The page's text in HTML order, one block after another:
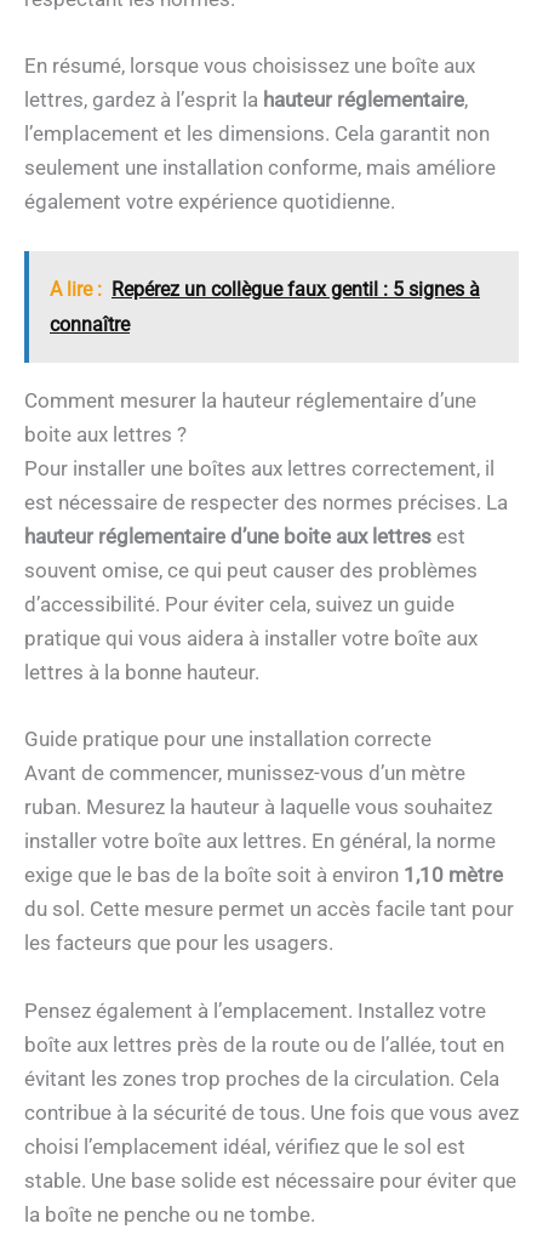
En résumé, lorsque vous choisissez une boîte aux
lettres, gardez à l’esprit la hauteur réglementaire,
l’emplacement et les dimensions. Cela garantit non
seulement une installation conforme, mais améliore
également votre expérience quotidienne.
A lire : Repérez un collègue faux gentil : 5 signes à
connaître
Comment mesurer la hauteur réglementaire d’une
boite aux lettres ?
Pour installer une boîtes aux lettres correctement, il
est nécessaire de respecter des normes précises. La
hauteur réglementaire d’une boite aux lettres est
souvent omise, ce qui peut causer des problèmes
d’accessibilité. Pour éviter cela, suivez un guide
pratique qui vous aidera à installer votre boîte aux
lettres à la bonne hauteur.
Guide pratique pour une installation correcte
Avant de commencer, munissez-vous d’un mètre
ruban. Mesurez la hauteur à laquelle vous souhaitez
installer votre boîte aux lettres. En général, la norme
exige que le bas de la boîte soit à environ 1,10 mètre
du sol. Cette mesure permet un accès facile tant pour
les facteurs que pour les usagers.
Pensez également à l’emplacement. Installez votre
boîte aux lettres près de la route ou de l’allée, tout en
évitant les zones trop proches de la circulation. Cela
contribue à la sécurité de tous. Une fois que vous avez
choisi l’emplacement idéal, vérifiez que le sol est
stable. Une base solide est nécessaire pour éviter que
la boîte ne penche ou ne tombe.